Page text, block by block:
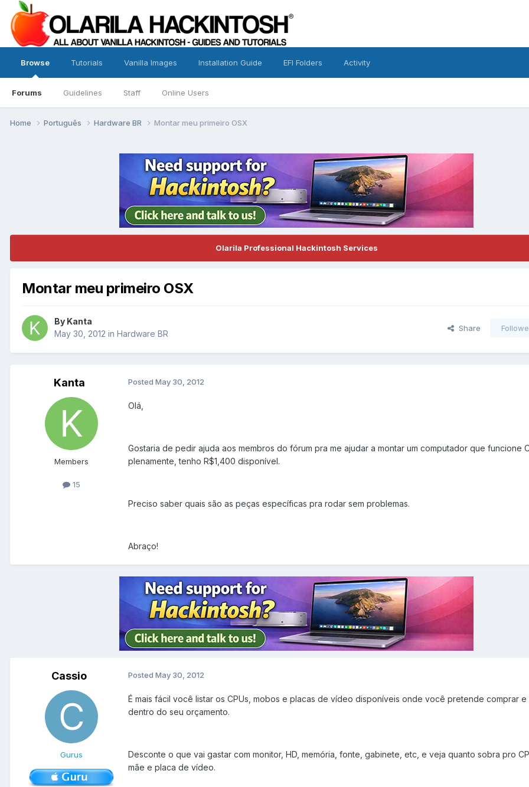
Browse
Forums Guidelines Staff Online Users
Tutorials Vanilla Images Installation Guide EFI Folders Activity
Home Português Hardware BR Montar meu primeiro OSX
Olarila Professional Hackintosh Services
Montar meu primeiro OSX
By Kanta
May 30, 2012 in Hardware BR
Share
Kanta
Members
15
Posted May 30, 2012
Olá,
Gostaria de pedir ajuda aos membros do fórum pra me ajudar a montar um computador que funcione
plenamente, tenho R$1,400 disponível.
Preciso saber quais são as peças específicas pra rodar sem problemas.
Abraço!
Cassio
Gurus
Posted May 30, 2012
É mais fácil você listar os CPUs, mobos e placas de vídeo disponíveis onde você pretende comprar e
dentro do seu orçamento.
Desconte o que vai gastar com monitor, HD, memória, fonte, gabinete, etc, e veja quanto sobra pro
mãe e placa de vídeo.